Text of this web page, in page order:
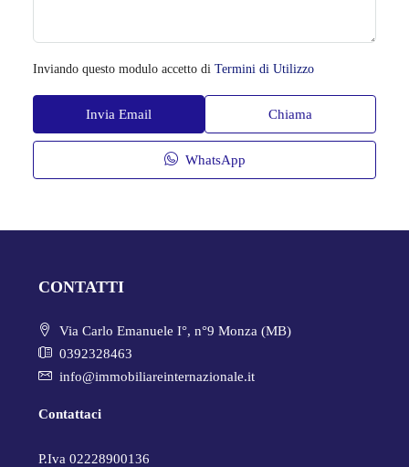
Inviando questo modulo accetto di Termini di Utilizzo
Invia Email Chiama
WhatsApp
CONTATTI
Via Carlo Emanuele I°, n°9 Monza (MB)
0392328463
info@immobiliareinternazionale.it
Contattaci
P.Iva 02228900136